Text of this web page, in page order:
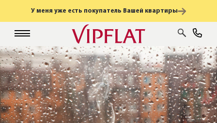
У меня уже есть покупатель Вашей квартиры